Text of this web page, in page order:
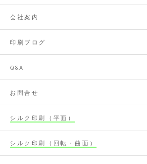
会社案内
印刷ブログ
Q&A
お問合せ
シルク印刷（平面）
シルク印刷（回転・曲面）